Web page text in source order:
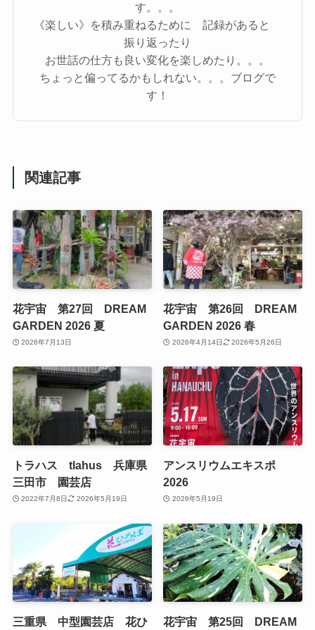
す。。。
《楽しい》を積み重ねるために 記録があると
振り返ったり
お世話の仕方も良い変化を楽しめたり。。。
ちょっと偏ってるかもしれない。。。ブログで
す！
関連記事
花宇宙 第27回 DREAM
GARDEN 2026 夏
2026年7月13日
花宇宙 第26回 DREAM
GARDEN 2026 春
2026年4月14日 2026年5月26日
トラハス tlahus 兵庫県
三田市 園芸店
2022年7月8日 2026年5月19日
アンスリウムエキスポ
2026
2026年5月19日
三重県 中型園芸店 花ひ
花宇宙 第25回 DREAM